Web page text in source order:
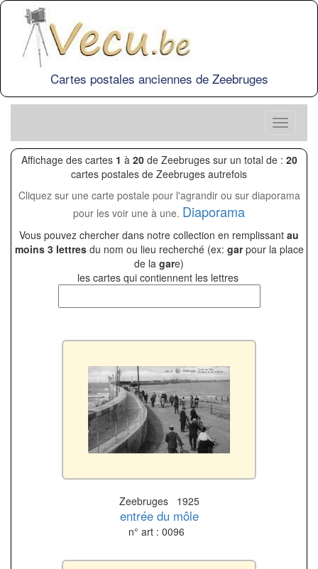
Cartes postales anciennes de Zeebruges
Affichage des cartes 1 à 20de Zeebruges sur un total de : 20
cartes postales de Zeebruges autrefois
Cliquez sur une carte postale pour l'agrandir ou sur diaporama
pour les voir une à une. Diaporama
Vous pouvez chercher dans notre collection en remplissant au
moins 3 lettresdu nom ou lieu recherché (ex: garpour la place
de la gare)
les cartes qui contiennent les lettres
Zeebruges 1925
entrée du môle
n° art : 0096